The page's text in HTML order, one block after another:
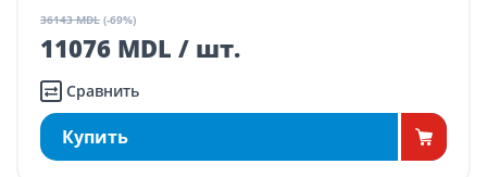
36143 MDL (-69%)
11076 MDL / шт.
Сравнить
Купить